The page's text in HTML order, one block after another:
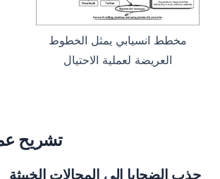
مخطط انسيابي يمثل الخطوط
العريضة لعملية الاحتيال
تشريح
جذب الضحايا إلى المجالات الخبيثة